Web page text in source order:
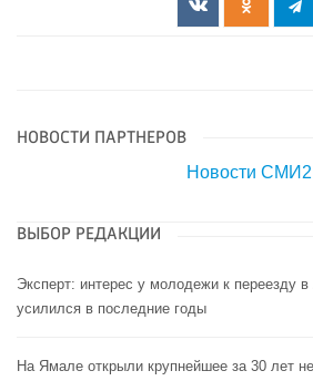
НОВОСТИ ПАРТНЕРОВ
Новости СМИ2
ВЫБОР РЕДАКЦИИ
Эксперт: интерес у молодежи к переезду в
усилился в последние годы
На Ямале открыли крупнейшее за 30 лет